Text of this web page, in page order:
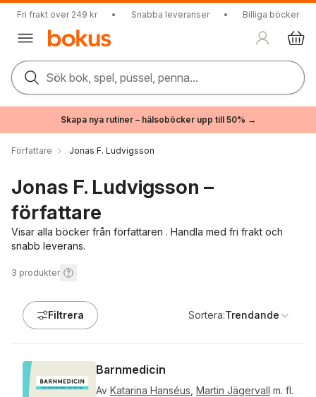
Fri frakt över 249 kr • Snabba leveranser • Billiga böcker
Sök bok, spel, pussel, penna...
Skapa nya rutiner – hälsoböcker upp till 50% →
Författare Jonas F. Ludvigsson
Jonas F. Ludvigsson –
författare
Visar alla böcker från författaren . Handla med fri frakt och
snabb leverans.
3 produkter
Filtrera Sortera:Trendande
Barnmedicin
Av Katarina Hanséus Martin Jägervall m. fl.